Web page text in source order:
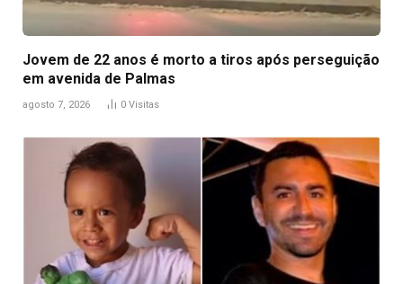
Jovem de 22 anos é morto a tiros após perseguição
em avenida de Palmas
agosto 7, 2026 0 Visitas